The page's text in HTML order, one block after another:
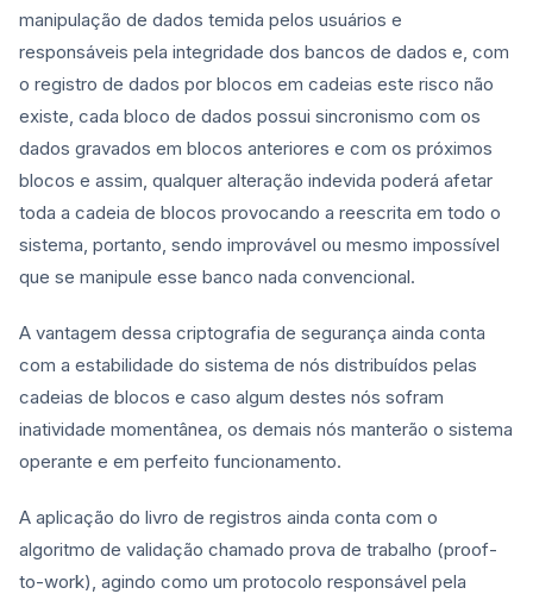
manipulação de dados temida pelos usuários e
responsáveis pela integridade dos bancos de dados e, com
o registro de dados por blocos em cadeias este risco não
existe, cada bloco de dados possui sincronismo com os
dados gravados em blocos anteriores e com os próximos
blocos e assim, qualquer alteração indevida poderá afetar
toda a cadeia de blocos provocando a reescrita em todo o
sistema, portanto, sendo improvável ou mesmo impossível
que se manipule esse banco nada convencional.
A vantagem dessa criptografia de segurança ainda conta
com a estabilidade do sistema de nós distribuídos pelas
cadeias de blocos e caso algum destes nós sofram
inatividade momentânea, os demais nós manterão o sistema
operante e em perfeito funcionamento.
A aplicação do livro de registros ainda conta com o
algoritmo de validação chamado prova de trabalho (proof-
to-work), agindo como um protocolo responsável pela